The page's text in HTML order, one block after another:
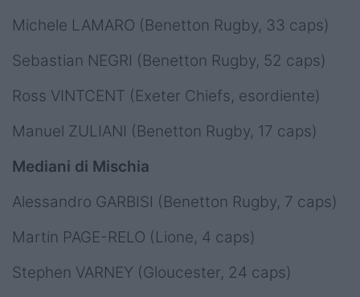
Michele LAMARO (Benetton Rugby, 33 caps)
Sebastian NEGRI (Benetton Rugby, 52 caps)
Ross VINTCENT (Exeter Chiefs, esordiente)
Manuel ZULIANI (Benetton Rugby, 17 caps)
Mediani di Mischia
Alessandro GARBISI (Benetton Rugby, 7 caps)
Martin PAGE-RELO (Lione, 4 caps)
Stephen VARNEY (Gloucester, 24 caps)